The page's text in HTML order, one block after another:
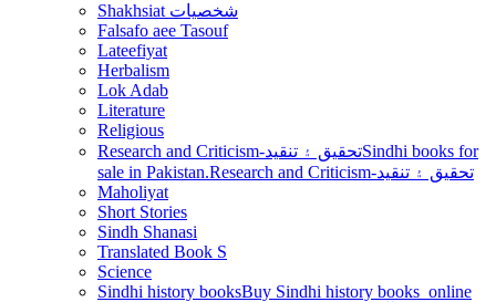
Shakhsiat شخصيات
Falsafo aee Tasouf
Lateefiyat
Herbalism
Lok Adab
Literature
Religious
Research and Criticism-تحقيق ۽ تنقيدSindhi books for
sale in Pakistan.Research and Criticism-تحقيق ۽ تنقيد
Maholiyat
Short Stories
Sindh Shanasi
Translated Book S
Science
Sindhi history booksBuy Sindhi history books online